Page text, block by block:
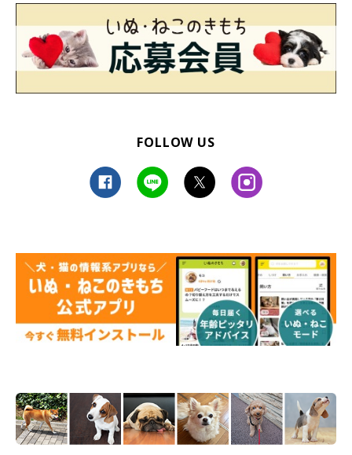
FOLLOW US